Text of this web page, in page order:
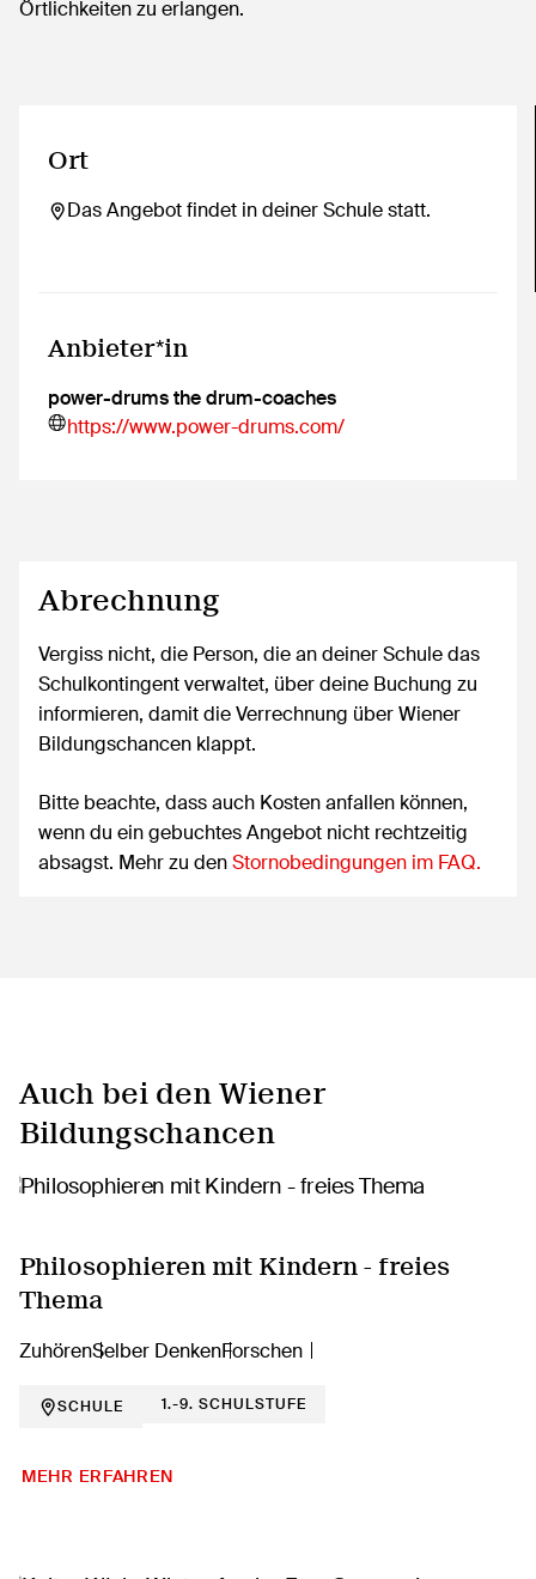
Örtlichkeiten zu erlangen.
Ort
Das Angebot findet in deiner Schule statt.
Anbieter*in
power-drums the drum-coaches
https://www.power-drums.com/
Abrechnung
Vergiss nicht, die Person, die an deiner Schule das
Schulkontingent verwaltet, über deine Buchung zu
informieren, damit die Verrechnung über Wiener
Bildungschancen klappt.
Bitte beachte, dass auch Kosten anfallen können,
wenn du ein gebuchtes Angebot nicht rechtzeitig
absagst. Mehr zu denStornobedingungen im FAQ.
Auch bei den Wiener
Bildungschancen
Philosophieren mit Kindern - freies
Thema
ZuhörenSelber DenkenForschen
SCHULE 1.-9. SCHULSTUFE
MEHR ERFAHREN